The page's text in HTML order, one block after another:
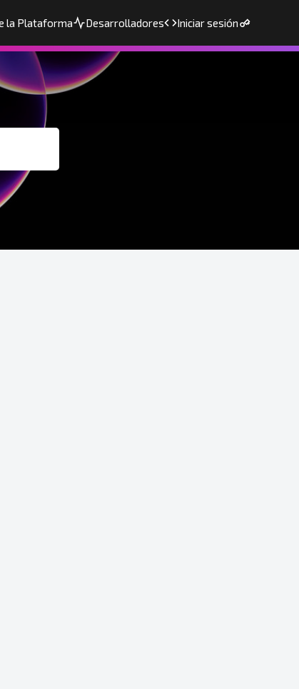
la Plataforma Desarrolladores Iniciar sesión